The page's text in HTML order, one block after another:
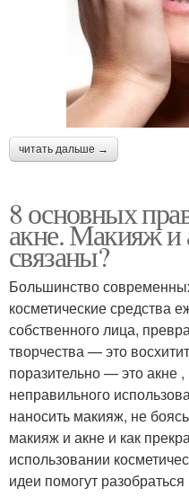
читать дальше →
8 основных
акне. Макияж и
связаны?
Большинство
косметические средства
собственного лица,
творчества — это
поразительно — это акне
неправильного
наносить макияж, не
макияж и акне и как
использовании
идеи помогут